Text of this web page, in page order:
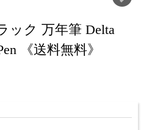
ック 万年筆 Delta
《送料無料》